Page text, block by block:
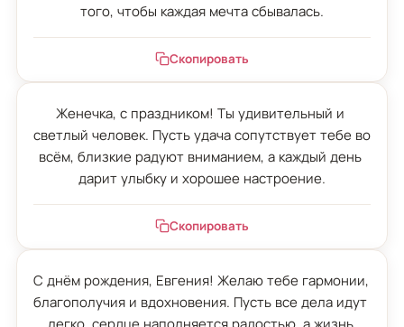
того, чтобы каждая мечта сбывалась.
Скопировать
Женечка, с праздником! Ты удивительный и
светлый человек. Пусть удача сопутствует тебе во
всём, близкие радуют вниманием, а каждый день
дарит улыбку и хорошее настроение.
Скопировать
С днём рождения, Евгения! Желаю тебе гармонии,
благополучия и вдохновения. Пусть все дела идут